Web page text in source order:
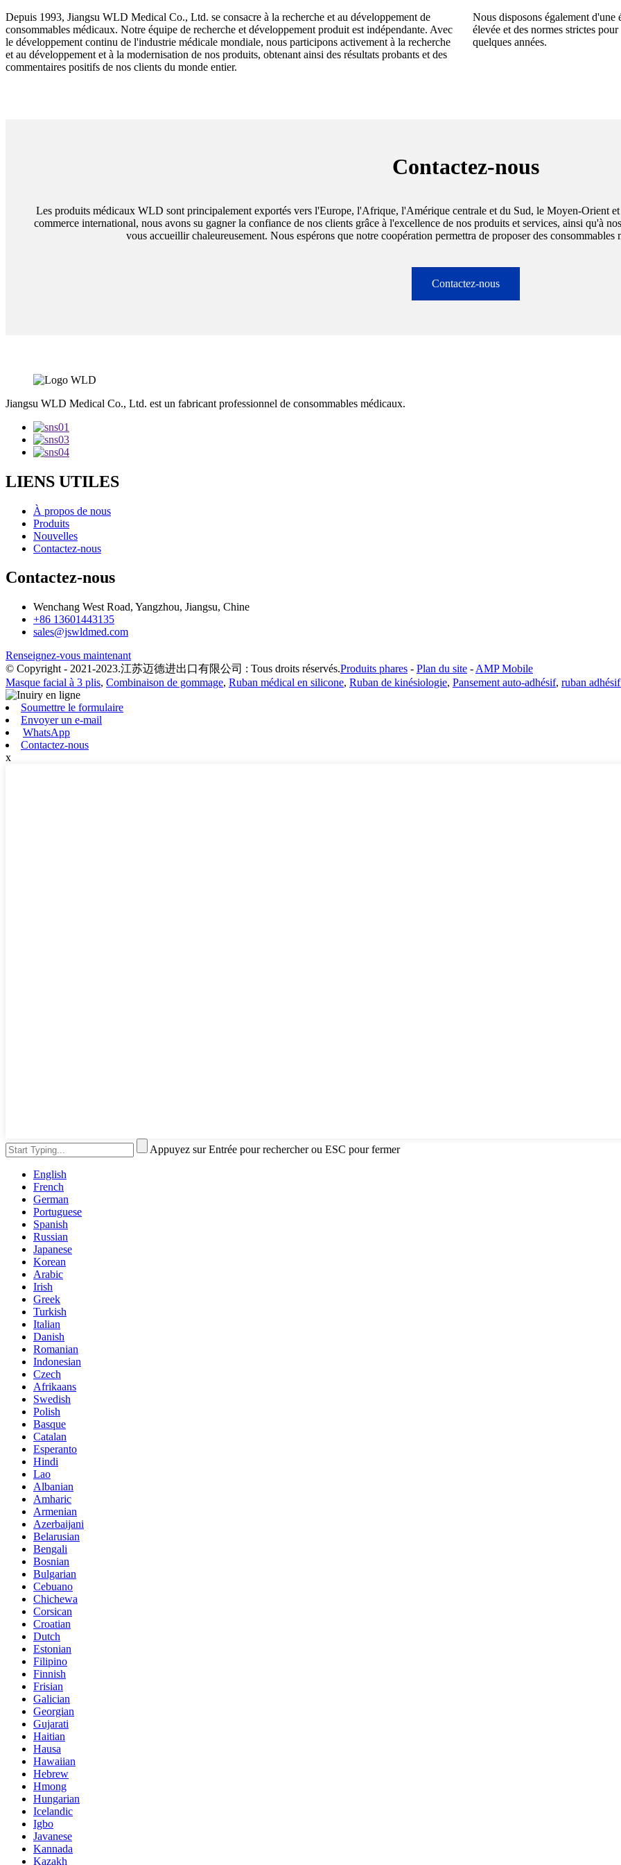
Depuis 1993, Jiangsu WLD Medical Co., Ltd. se consacre à la recherche et au développement de
consommables médicaux. Notre équipe de recherche et développement produit est indépendante. Avec
le développement continu de l'industrie médicale mondiale, nous participons activement à la recherche
et au développement et à la modernisation de nos produits, obtenant ainsi des résultats probants et des
commentaires positifs de nos clients du monde entier.
Nous disposons également
élevée et des normes strictes
quelques années.
Contactez-nous
Les produits médicaux WLD sont principalement exportés vers l'Europe, l'Afrique, l'Amérique centrale et du Sud, le Moyen-Orient
commerce international, nous avons su gagner la confiance de nos clients grâce à l'excellence de nos produits et services, ainsi qu'à
vous accueillir chaleureusement. Nous espérons que notre coopération permettra de proposer des
Contactez-nous
Jiangsu WLD Medical Co., Ltd. est un fabricant professionnel de consommables médicaux.
LIENS UTILES
À propos de nous
Produits
Nouvelles
Contactez-nous
Contactez-nous
Wenchang West Road, Yangzhou, Jiangsu, Chine
+86 13601443135
sales@jswldmed.com
Renseignez-vous maintenant
© Copyright - 2021-2023.江苏迈德进出口有限公司 : Tous droits réservés.Produits phares - Plan du site - AMP Mobile
Masque facial à 3 plis, Combinaison de gommage, Ruban médical en silicone, Ruban de kinésiologie, Pansement auto-adhésif, ruban
Soumettre le formulaire
Envoyer un e-mail
WhatsApp
Contactez-nous
x
Appuyez sur Entrée pour rechercher ou ESC pour fermer
English
French
German
Portuguese
Spanish
Russian
Japanese
Korean
Arabic
Irish
Greek
Turkish
Italian
Danish
Romanian
Indonesian
Czech
Afrikaans
Swedish
Polish
Basque
Catalan
Esperanto
Hindi
Lao
Albanian
Amharic
Armenian
Azerbaijani
Belarusian
Bengali
Bosnian
Bulgarian
Cebuano
Chichewa
Corsican
Croatian
Dutch
Estonian
Filipino
Finnish
Frisian
Galician
Georgian
Gujarati
Haitian
Hausa
Hawaiian
Hebrew
Hmong
Hungarian
Icelandic
Igbo
Javanese
Kannada
Kazakh